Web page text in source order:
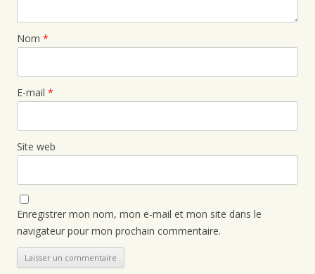
Nom *
E-mail *
Site web
Enregistrer mon nom, mon e-mail et mon site dans le
navigateur pour mon prochain commentaire.